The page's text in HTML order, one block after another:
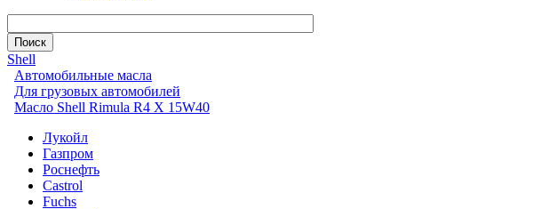
Shell
Автомобильные масла
Для грузовых автомобилей
Масло Shell Rimula R4 X 15W40
Лукойл
Газпром
Роснефть
Castrol
Fuchs